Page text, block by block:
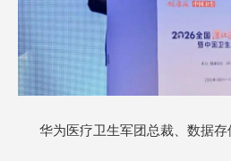
华为医疗卫生军团总裁、数据